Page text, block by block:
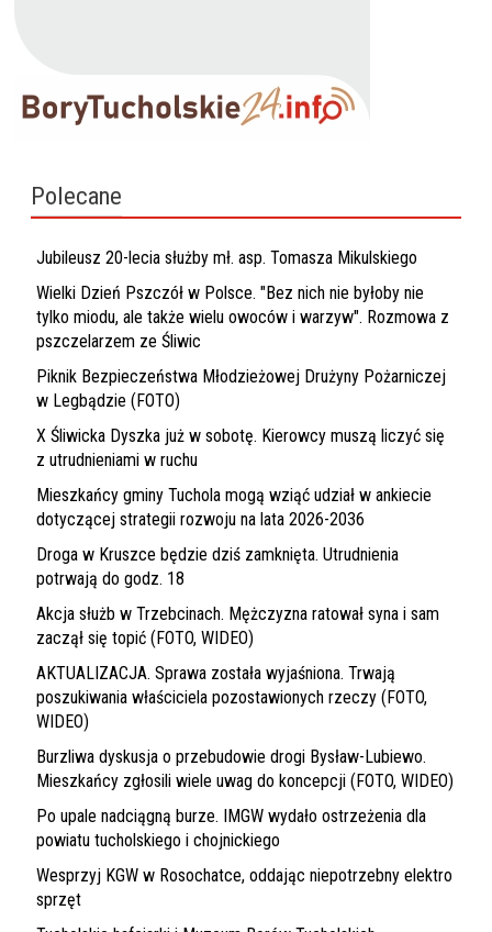
Polecane
Jubileusz 20-lecia służby mł. asp. Tomasza Mikulskiego
Wielki Dzień Pszczół w Polsce. "Bez nich nie byłoby nie
tylko miodu, ale także wielu owoców i warzyw". Rozmowa z
pszczelarzem ze Śliwic
Piknik Bezpieczeństwa Młodzieżowej Drużyny Pożarniczej
w Legbądzie (FOTO)
X Śliwicka Dyszka już w sobotę. Kierowcy muszą liczyć się
z utrudnieniami w ruchu
Mieszkańcy gminy Tuchola mogą wziąć udział w ankiecie
dotyczącej strategii rozwoju na lata 2026-2036
Droga w Kruszce będzie dziś zamknięta. Utrudnienia
potrwają do godz. 18
Akcja służb w Trzebcinach. Mężczyzna ratował syna i sam
zaczął się topić (FOTO, WIDEO)
AKTUALIZACJA. Sprawa została wyjaśniona. Trwają
poszukiwania właściciela pozostawionych rzeczy (FOTO,
WIDEO)
Burzliwa dyskusja o przebudowie drogi Bysław-Lubiewo.
Mieszkańcy zgłosili wiele uwag do koncepcji (FOTO, WIDEO)
Po upale nadciągną burze. IMGW wydało ostrzeżenia dla
powiatu tucholskiego i chojnickiego
Wesprzyj KGW w Rosochatce, oddając niepotrzebny elektro
sprzęt